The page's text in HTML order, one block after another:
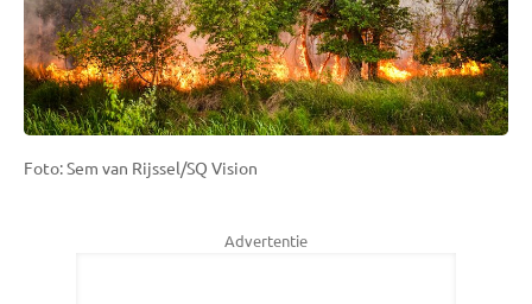
Foto: Sem van Rijssel/SQ Vision
Advertentie